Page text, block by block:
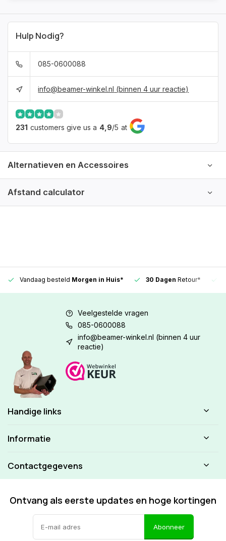
Hulp Nodig?
085-0600088
info@beamer-winkel.nl (binnen 4 uur reactie)
231 customers give us a 4,9/5 at
Alternatieven en Accessoires
Afstand calculator
Vandaag besteld Morgen in Huis* 30 Dagen Retour*
Veelgestelde vragen
085-0600088
info@beamer-winkel.nl (binnen 4 uur
reactie)
Handige links
Informatie
Contactgegevens
Ontvang als eerste updates en hoge kortingen
Abonneer